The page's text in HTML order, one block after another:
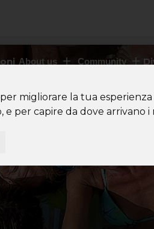
migliorare la tua
per capire da dove arrivano i
About us Community